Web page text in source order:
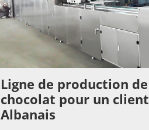
Ligne de production de
chocolat pour un client
Albanais